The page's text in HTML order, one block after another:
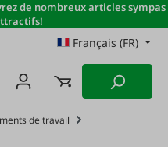
de nombreux articles sympas
Français (FR)
de travail